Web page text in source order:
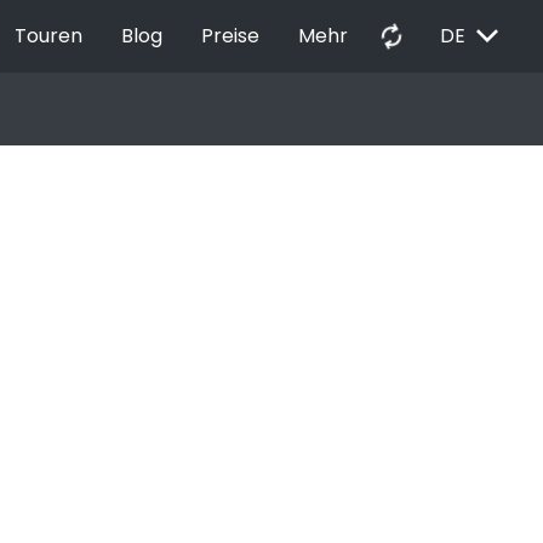
Touren Blog Preise Mehr autorenew DE EXPAND_MORE